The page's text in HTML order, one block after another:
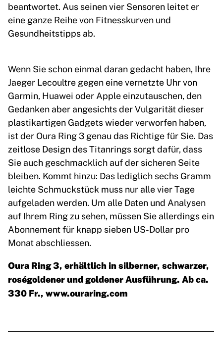
beantwortet. Aus seinen vier Sensoren leitet er
eine ganze Reihe von Fitnesskurven und
Gesundheitstipps ab.
Wenn Sie schon einmal daran gedacht haben, Ihre
Jaeger Lecoultre gegen eine vernetzte Uhr von
Garmin, Huawei oder Apple einzutauschen, den
Gedanken aber angesichts der Vulgarität dieser
plastikartigen Gadgets wieder verworfen haben,
ist der Oura Ring 3 genau das Richtige für Sie. Das
zeitlose Design des Titanrings sorgt dafür, dass
Sie auch geschmacklich auf der sicheren Seite
bleiben. Kommt hinzu: Das lediglich sechs Gramm
leichte Schmuckstück muss nur alle vier Tage
aufgeladen werden. Um alle Daten und Analysen
auf Ihrem Ring zu sehen, müssen Sie allerdings ein
Abonnement für knapp sieben US-Dollar pro
Monat abschliessen.
Oura Ring 3, erhältlich in silberner, schwarzer,
roségoldener und goldener Ausführung. Ab ca.
330 Fr., www.ouraring.com